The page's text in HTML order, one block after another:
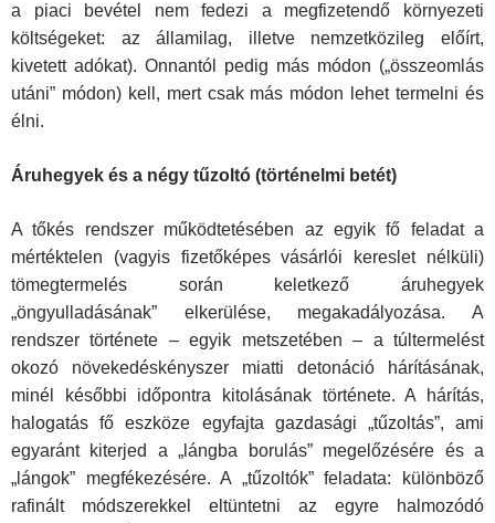
a piaci bevétel nem fedezi a megfizetendő környezeti
költségeket: az államilag, illetve nemzetközileg előírt,
kivetett adókat). Onnantól pedig más módon („összeomlás
utáni” módon) kell, mert csak más módon lehet termelni és
élni.
Áruhegyek és a négy tűzoltó (történelmi betét)
A tőkés rendszer működtetésében az egyik fő feladat a
mértéktelen (vagy­is fizetőképes vásárlói kereslet nélküli)
tömegtermelés során keletkező áruhegyek
„öngyulladásának” elkerülése, megakadályozása. A
rendszer története – egyik metszetében – a túltermelést
okozó növekedéskény­szer miatti detonáció hárításának,
minél későbbi időpontra kitolásának története. A hárítás,
halogatás fő eszköze egyfajta gazdasági „tűzoltás”, ami
egyaránt kiterjed a „lángba borulás” megelőzésére és a
„lángok” megfékezésére. A „tűzoltók” feladata: különböző
rafinált módszerekkel eltüntetni az egyre halmozódó